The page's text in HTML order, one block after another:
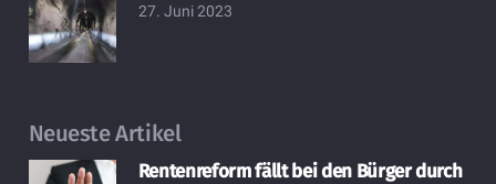
27. Juni 2023
Neueste Artikel
Rentenreform fällt bei den Bürger durch